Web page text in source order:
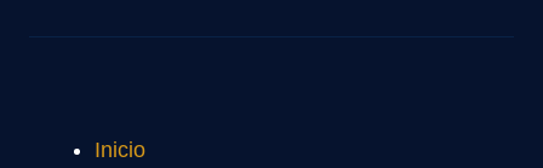
Inicio